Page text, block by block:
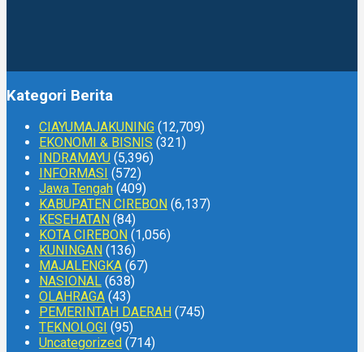
Kategori Berita
CIAYUMAJAKUNING (12,709)
EKONOMI & BISNIS (321)
INDRAMAYU (5,396)
INFORMASI (572)
Jawa Tengah (409)
KABUPATEN CIREBON (6,137)
KESEHATAN (84)
KOTA CIREBON (1,056)
KUNINGAN (136)
MAJALENGKA (67)
NASIONAL (638)
OLAHRAGA (43)
PEMERINTAH DAERAH (745)
TEKNOLOGI (95)
Uncategorized (714)